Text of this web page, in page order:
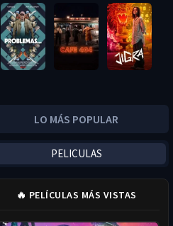
LO MÁS POPULAR
PELICULAS
🔥 PELÍCULAS MÁS VISTAS